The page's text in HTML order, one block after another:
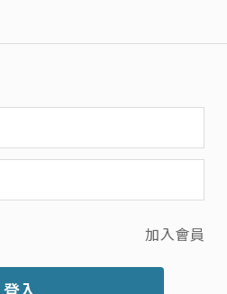
加入會員